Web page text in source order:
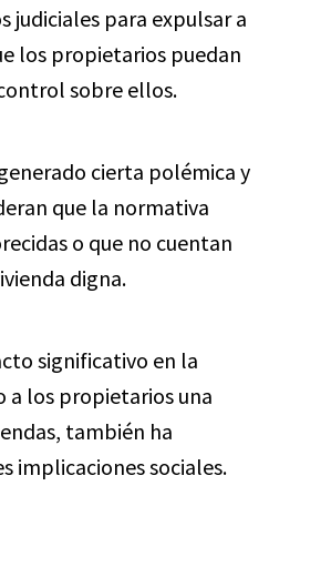
judiciales para expulsar a
los propietarios puedan
sobre ellos.
cierta polémica y
que la normativa
o que no cuentan
digna.
significativo en la
a los propietarios una
también ha
implicaciones sociales.